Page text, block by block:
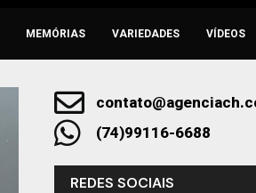
MEMÓRIAS VARIEDADES VÍDEOS
(74)99116-6688
REDES SOCIAIS